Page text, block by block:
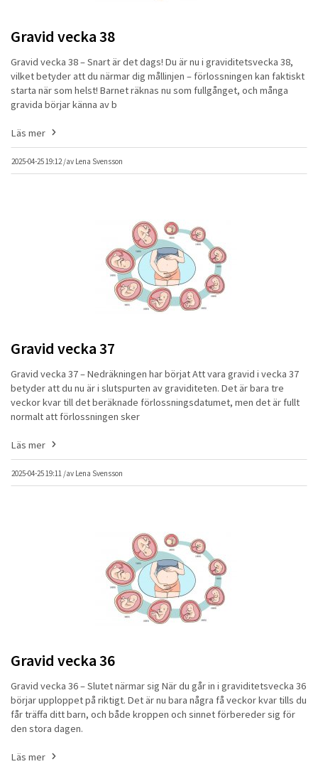
Gravid vecka 38
Gravid vecka 38 – Snart är det dags! Du är nu i graviditetsvecka 38,
vilket betyder att du närmar dig mållinjen – förlossningen kan faktiskt
starta när som helst! Barnet räknas nu som fullgånget, och många
gravida börjar känna av b
2025-04-25 19:12 /av Lena Svensson
Läs mer
Gravid vecka 37
Gravid vecka 37 – Nedräkningen har börjat Att vara gravid i vecka 37
betyder att du nu är i slutspurten av graviditeten. Det är bara tre
veckor kvar till det beräknade förlossningsdatumet, men det är fullt
normalt att förlossningen sker
2025-04-25 19:11 /av Lena Svensson
Läs mer
Gravid vecka 36
Gravid vecka 36 – Slutet närmar sig När du går in i graviditetsvecka 36
börjar upploppet på riktigt. Det är nu bara några få veckor kvar tills du
får träffa ditt barn, och både kroppen och sinnet förbereder sig för
den stora dagen.
Läs mer